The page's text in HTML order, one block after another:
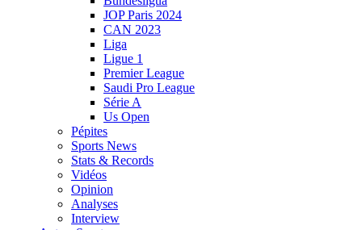
JOP Paris 2024
CAN 2023
Liga
Ligue 1
Premier League
Saudi Pro League
Série A
Us Open
Pépites
Sports News
Stats & Records
Vidéos
Opinion
Analyses
Interview